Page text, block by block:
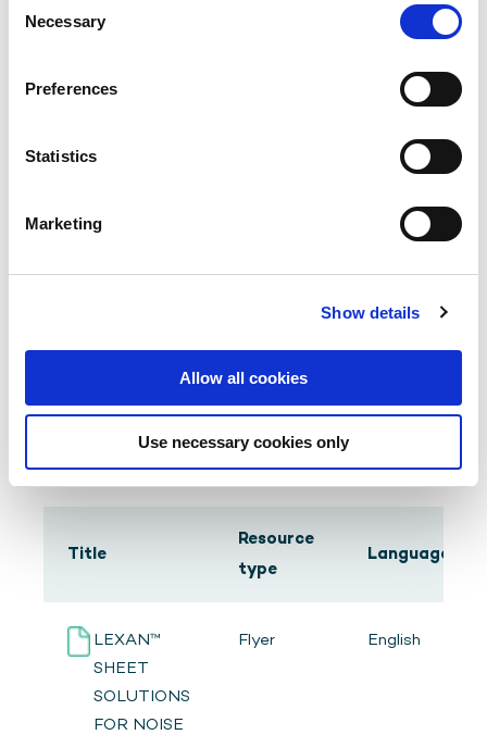
European Court of Justice to be a country with an inadequate
particular, there is a risk that your data may be processed by
without legal remedies. If you click on "Allow selection" and
above does not take place.
Selection
Necessary
Preferences
Statistics
Marketing
Show details
Allow all cookies
Use necessary cookies only
Resource type:
Title
Resource
type
Language
LEXAN™
SHEET
SOLUTIONS
FOR NOISE
Flyer English